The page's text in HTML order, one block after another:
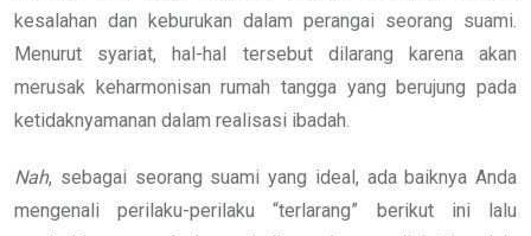
kesalahan dan keburukan dalam perangai seorang suami.
Menurut syariat, hal-hal tersebut dilarang karena akan
merusak keharmonisan rumah tangga yang berujung pada
ketidaknyamanan dalam realisasi ibadah.
Nah, sebagai seorang suami yang ideal, ada baiknya Anda
mengenali perilaku-perilaku “terlarang” berikut ini lalu